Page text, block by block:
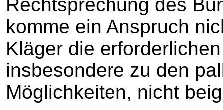
Rechtsprechung des
komme ein Anspruch
Kläger die
insbesondere zu den
Möglichkeiten, nicht